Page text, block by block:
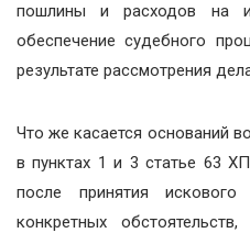
пошлины и расходов на
обеспечение судебного
результате рассмотрения
Что же касается оснований
в пунктах 1 и 3 статье 63
после принятия
конкретных